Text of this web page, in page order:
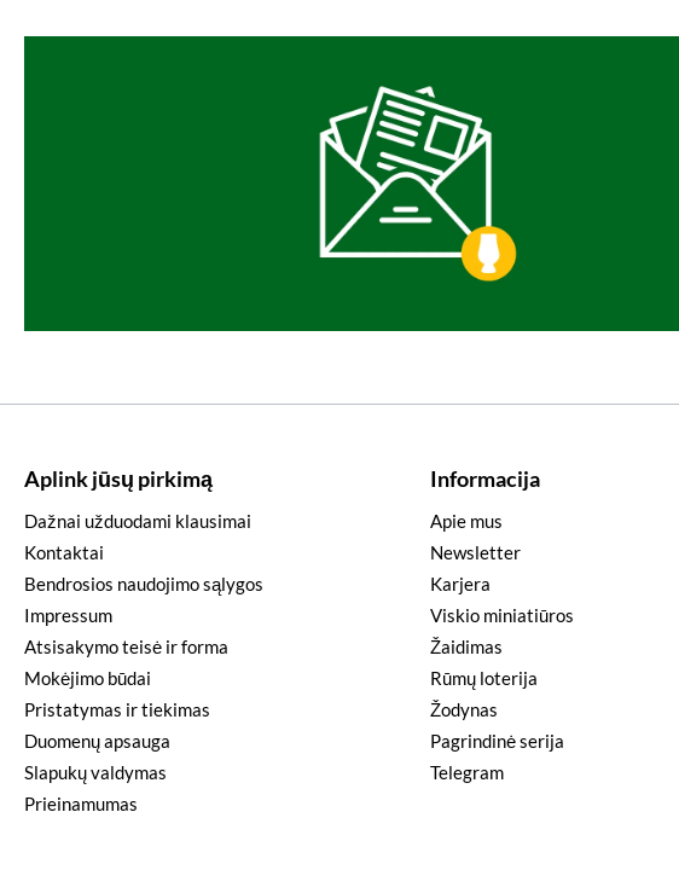
Aplink jūsų pirkimą
Dažnai užduodami klausimai
Kontaktai
Bendrosios naudojimo sąlygos
Impressum
Atsisakymo teisė ir forma
Mokėjimo būdai
Pristatymas ir tiekimas
Duomenų apsauga
Slapukų valdymas
Prieinamumas
Informacija
Apie mus
Newsletter
Karjera
Viskio miniatiūros
Žaidimas
Rūmų loterija
Žodynas
Pagrindinė serija
Telegram